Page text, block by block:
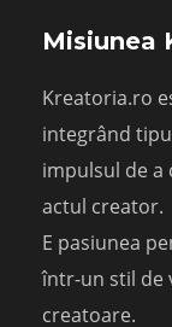
Misiunea
Kreatoria.ro
integrând
impulsul de a
actul creator.
E pasiunea
într-un stil de
creatoare.